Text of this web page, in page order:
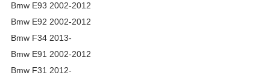
Bmw E93 2002-2012
Bmw E92 2002-2012
Bmw F34 2013-
Bmw E91 2002-2012
Bmw F31 2012-